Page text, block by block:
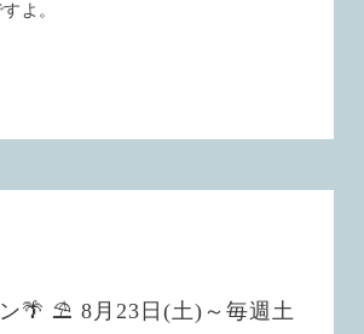
よ。
🌴 ⛱ 8月23日(土)～毎週土